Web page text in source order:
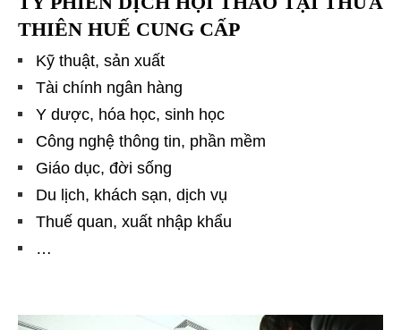
THIÊN HUẾ CUNG CẤP
Kỹ thuật, sản xuất
Tài chính ngân hàng
Y dược, hóa học, sinh học
Công nghệ thông tin, phần mềm
Giáo dục, đời sống
Du lịch, khách sạn, dịch vụ
Thuế quan, xuất nhập khẩu
…